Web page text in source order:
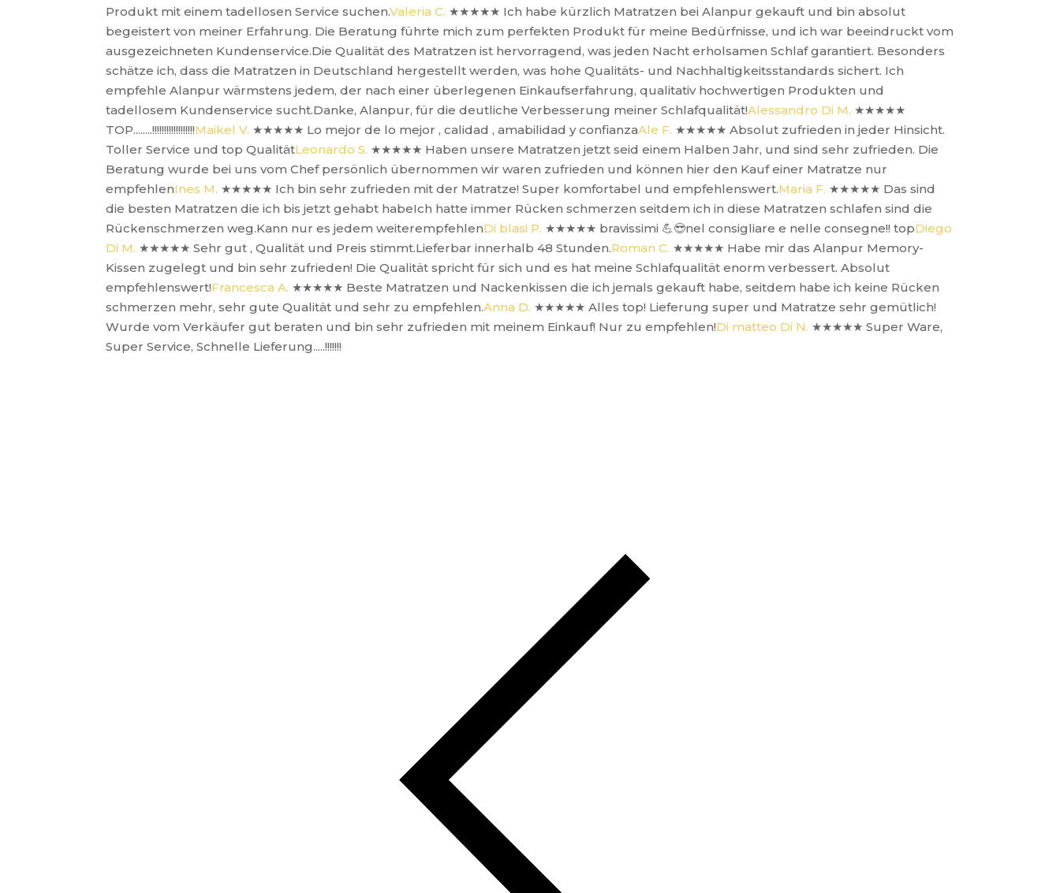
Produkt mit einem tadellosen Service suchen.Valeria C. ★★★★★ Ich habe kürzlich Matratzen bei Alanpur gekauft und bin absolut
begeistert von meiner Erfahrung. Die Beratung führte mich zum perfekten Produkt für meine Bedürfnisse, und ich war beeindruckt vom
ausgezeichneten Kundenservice.Die Qualität des Matratzen ist hervorragend, was jeden Nacht erholsamen Schlaf garantiert. Besonders
schätze ich, dass die Matratzen in Deutschland hergestellt werden, was hohe Qualitäts- und Nachhaltigkeitsstandards sichert. Ich
empfehle Alanpur wärmstens jedem, der nach einer überlegenen Einkaufserfahrung, qualitativ hochwertigen Produkten und
tadellosem Kundenservice sucht.Danke, Alanpur, für die deutliche Verbesserung meiner Schlafqualität!Alessandro Di M. ★★★★★
TOP........!!!!!!!!!!!!!!!!!!Maikel V. ★★★★★ Lo mejor de lo mejor , calidad , amabilidad y confianzaAle F. ★★★★★Absolut zufrieden in jeder Hinsicht.
Toller Service und top QualitätLeonardo S. ★★★★★ Haben unsere Matratzen jetzt seid einem Halben Jahr, und sind sehr zufrieden. Die
Beratung wurde bei uns vom Chef persönlich übernommen wir waren zufrieden und können hier den Kauf einer Matratze nur
empfehlenInes M. ★★★★★ Ich bin sehr zufrieden mit der Matratze! Super komfortabel und empfehlenswert.Maria F. ★★★★★ Das sind
die besten Matratzen die ich bis jetzt gehabt habeIch hatte immer Rücken schmerzen seitdem ich in diese Matratzen schlafen sind die
Rückenschmerzen weg.Kann nur es jedem weiterempfehlenDi blasi P. ★★★★★ bravissimi 💪😎nel consigliare e nelle consegne!! topDiego
Di M. ★★★★★Sehr gut , Qualität und Preis stimmt.Lieferbar innerhalb 48 Stunden.Roman C. ★★★★★ Habe mir das Alanpur Memory-
Kissen zugelegt und bin sehr zufrieden! Die Qualität spricht für sich und es hat meine Schlafqualität enorm verbessert. Absolut
empfehlenswert!Francesca A. ★★★★★ Beste Matratzen und Nackenkissen die ich jemals gekauft habe, seitdem habe ich keine Rücken
schmerzen mehr, sehr gute Qualität und sehr zu empfehlen.Anna D. ★★★★★Alles top! Lieferung super und Matratze sehr gemütlich!
Wurde vom Verkäufer gut beraten und bin sehr zufrieden mit meinem Einkauf! Nur zu empfehlen!Di matteo Di N. ★★★★★Super Ware,
Super Service, Schnelle Lieferung.....!!!!!!!